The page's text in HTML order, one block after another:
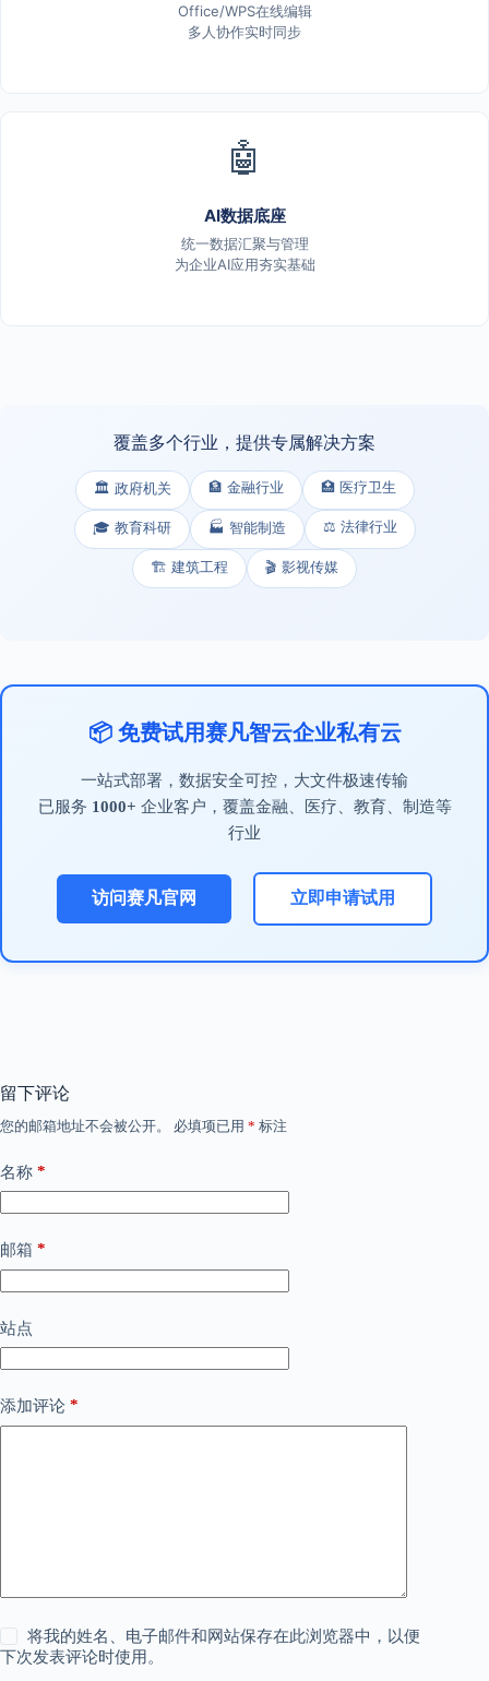
Office/WPS在线编辑
多人协作实时同步
🤖
AI数据底座
统一数据汇聚与管理
为企业AI应用夯实基础
覆盖多个行业，提供专属解决方案
🏛️ 政府机关 🏦 金融行业 🏥 医疗卫生
🎓 教育科研 🏭 智能制造 ⚖️ 法律行业
🏗️ 建筑工程 🎬 影视传媒
📦 免费试用赛凡智云企业私有云
一站式部署，数据安全可控，大文件极速传输
已服务 1000+ 企业客户，覆盖金融、医疗、教育、制造等
行业
访问赛凡官网 立即申请试用
留下评论
您的邮箱地址不会被公开。 必填项已用 * 标注
名称 *
邮箱 *
站点
添加评论 *
将我的姓名、电子邮件和网站保存在此浏览器中，以便
下次发表评论时使用。